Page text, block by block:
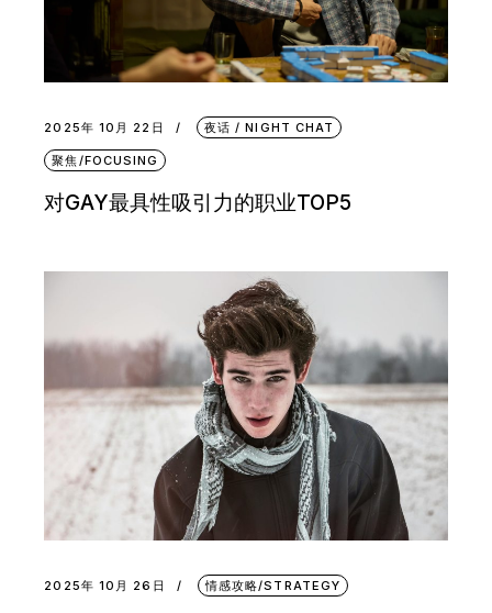
2025年 10月 22日 夜话 / NIGHT CHAT
聚焦/FOCUSING
对GAY最具性吸引力的职业TOP5
2025年 10月 26日 情感攻略/STRATEGY